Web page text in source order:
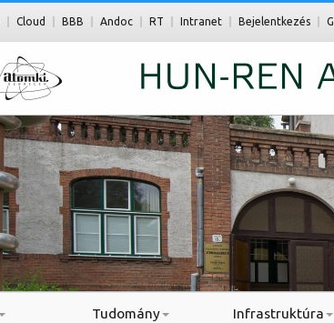
Cloud BBB Andoc RT Intranet Bejelentkezés
Tudomány Infrastruktúra